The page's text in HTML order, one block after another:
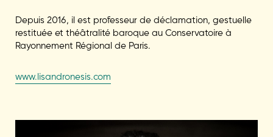
Depuis 2016, il est professeur de déclamation, gestuelle
restituée et théâtralité baroque au Conservatoire à
Rayonnement Régional de Paris.
www.lisandronesis.com